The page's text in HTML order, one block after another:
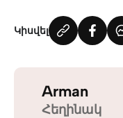
Կիսվել
Arman
Հեղինակ